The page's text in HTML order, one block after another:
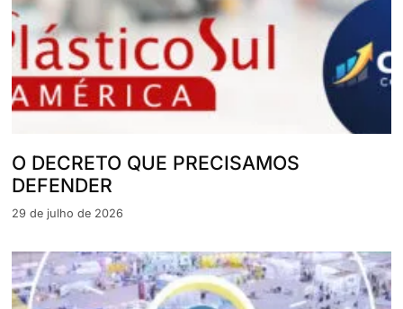
O DECRETO QUE PRECISAMOS
DEFENDER
29 de julho de 2026